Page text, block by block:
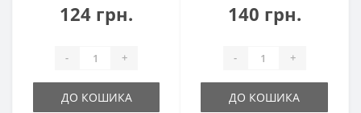
124 грн.
- +
ДО КОШИКА
140 грн.
- +
ДО КОШИКА